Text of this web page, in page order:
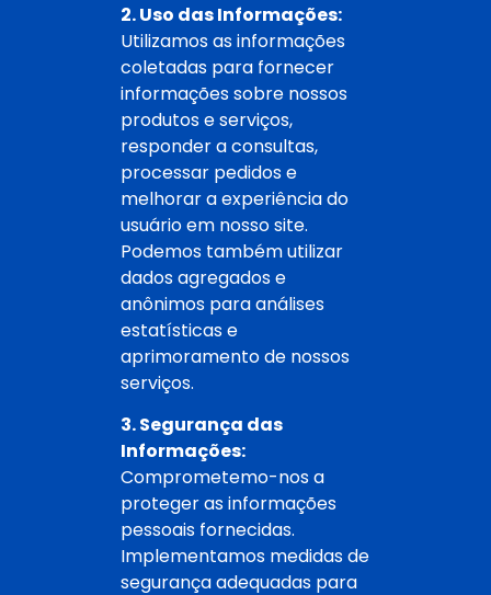
2. Uso das Informações:
Utilizamos as informações
coletadas para fornecer
informações sobre nossos
produtos e serviços,
responder a consultas,
processar pedidos e
melhorar a experiência do
usuário em nosso site.
Podemos também utilizar
dados agregados e
anônimos para análises
estatísticas e
aprimoramento de nossos
serviços.
3. Segurança das
Informações:
Comprometemo-nos a
proteger as informações
pessoais fornecidas.
Implementamos medidas de
segurança adequadas para